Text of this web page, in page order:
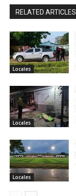
RELATED ARTICLES
Locales
Locales
Locales